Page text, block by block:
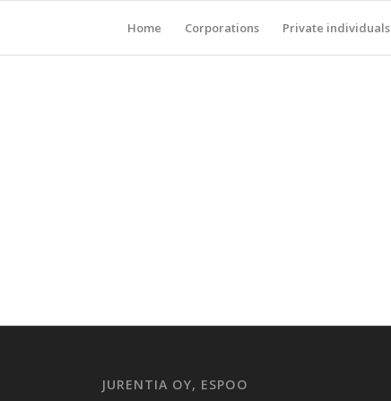
Home Corporations Private individuals
JURENTIA OY, ESPOO